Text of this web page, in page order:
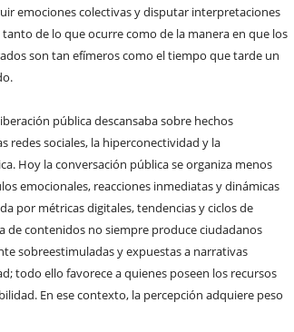
emociones colectivas y disputar interpretaciones
de lo que ocurre como de la manera en que los
son tan efímeros como el tiempo que tarde un
pública descansaba sobre hechos
redes sociales, la hiperconectividad y la
Hoy la conversación pública se organiza menos
emocionales, reacciones inmediatas y dinámicas
por métricas digitales, tendencias y ciclos de
de contenidos no siempre produce ciudadanos
sobreestimuladas y expuestas a narrativas
todo ello favorece a quienes poseen los recursos
En ese contexto, la percepción adquiere peso